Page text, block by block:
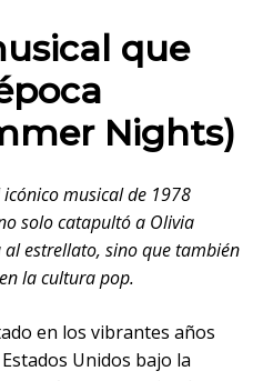
que
Nights)
icónico musical de 1978
solo catapultó a Olivia
al estrellato, sino que también
la cultura pop.
en los vibrantes años
Unidos bajo la